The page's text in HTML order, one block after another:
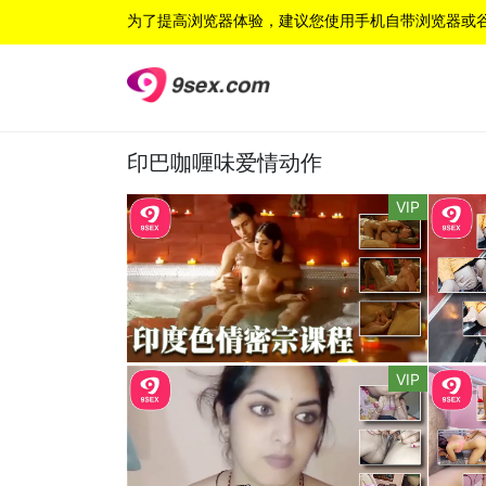
为了提高浏览器体验，建议您使用手机自带浏览器或
印巴咖喱味爱情动作
VIP
VIP